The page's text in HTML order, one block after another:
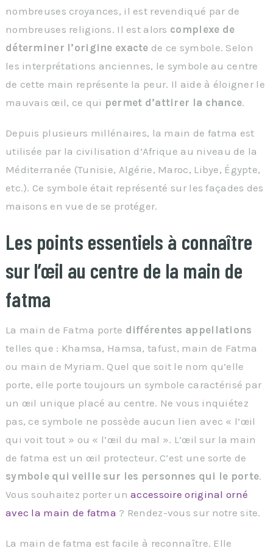
nombreuses croyances, il est revendiqué par de
nombreuses religions. Il est alors complexe de
déterminer l’origine exacte de ce symbole. Selon
les interprétations anciennes, le symbole au centre
de cette main représente la peur. Il aide à éloigner le
mauvais œil, ce qui permet d’attirer la chance.
Depuis plusieurs millénaires, la main de fatma est
utilisée par la civilisation d’Afrique au niveau de la
Méditerranée (Tunisie, Algérie, Maroc, Libye, Égypte,
etc.). Ce symbole était représenté sur les façades des
maisons en vue de se protéger.
Les points essentiels à connaître
sur l’œil au centre de la main de
fatma
La main de Fatma porte différentes appellations
telles que : Khamsa, Hamsa, tafust, main de Fatma
ou main de Myriam. Quel que soit le nom qu’elle
porte, elle porte toujours un symbole caractérisé par
un œil unique placé au centre. Ne vous inquiétez
pas, ce symbole ne possède aucun lien avec « l’œil
qui voit tout » ou « l’œil du mal ». L’œil sur la main
de fatma est un œil protecteur. C’est une sorte de
symbole qui veille sur les personnes qui le porte.
Vous souhaitez porter unaccessoire original orné
avec la main de fatma ? Rendez-vous sur notre site.
La main de fatma est facile à reconnaître. Elle